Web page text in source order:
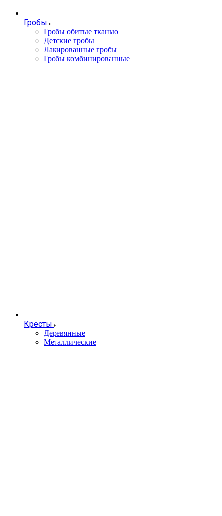
Гробы
Гробы обитые тканью
Детские гробы
Лакированные гробы
Гробы комбинированные
Кресты
Деревянные
Металлические